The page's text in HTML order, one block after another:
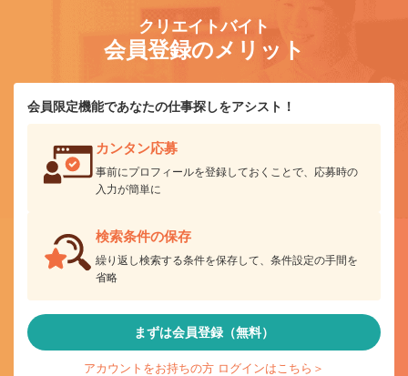
クリエイトバイト
会員登録のメリット
会員限定機能であなたの仕事探しをアシスト！
カンタン応募
事前にプロフィールを登録しておくことで、応募時の
入力が簡単に
検索条件の保存
繰り返し検索する条件を保存して、条件設定の手間を
省略
まずは会員登録（無料）
アカウントをお持ちの方 ログインはこちら＞